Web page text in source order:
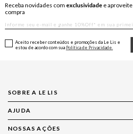
Receba novidades com exclusividade e aproveite
compra
Aceito receber conteúdos e promoções da Le Lis e
estou de acordo com sua Política de Privacidade.
SOBRE A LE LIS
Quem Somos
Nossas Lojas
AJUDA
Compre pelo WhatsApp
NOSSAS AÇÕES